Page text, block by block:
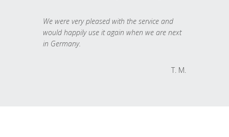
We were very pleased with the service and
would happily use it again when we are next
in Germany.
T. M.